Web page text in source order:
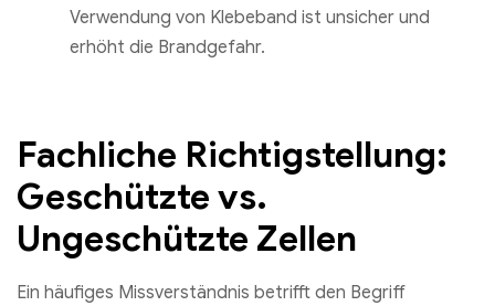
Verwendung von Klebeband ist unsicher und
erhöht die Brandgefahr.
Fachliche Richtigstellung:
Geschützte vs.
Ungeschützte Zellen
Ein häufiges Missverständnis betrifft den Begriff